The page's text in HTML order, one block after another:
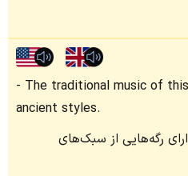
The traditional music of
ancient styles.
رگه‌هایی از سبک‌های